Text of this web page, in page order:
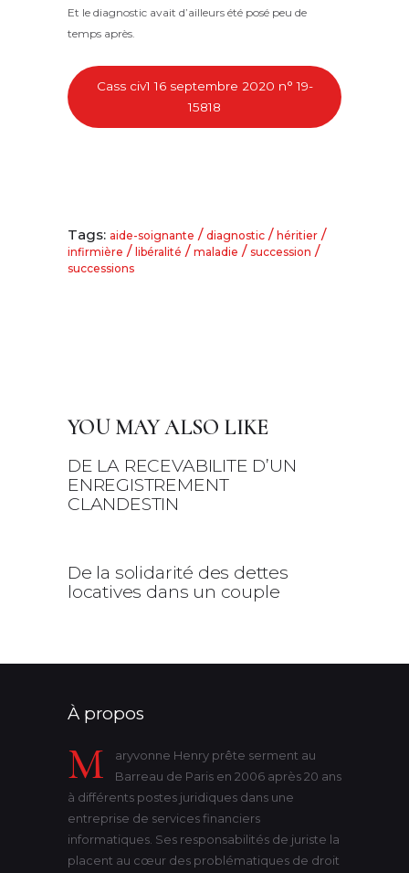
Et le diagnostic avait d’ailleurs été posé peu de
temps après.
Cass civ1 16 septembre 2020 n° 19-
15818
Tags: aide-soignante / diagnostic / héritier /
infirmière / libéralité / maladie / succession /
successions
YOU MAY ALSO LIKE
DE LA RECEVABILITE D’UN
ENREGISTREMENT
CLANDESTIN
De la solidarité des dettes
locatives dans un couple
À propos
M
aryvonne Henry prête serment au
Barreau de Paris en 2006 après 20 ans
à différents postes juridiques dans une
entreprise de services financiers
informatiques. Ses responsabilités de juriste la
placent au cœur des problématiques de droit